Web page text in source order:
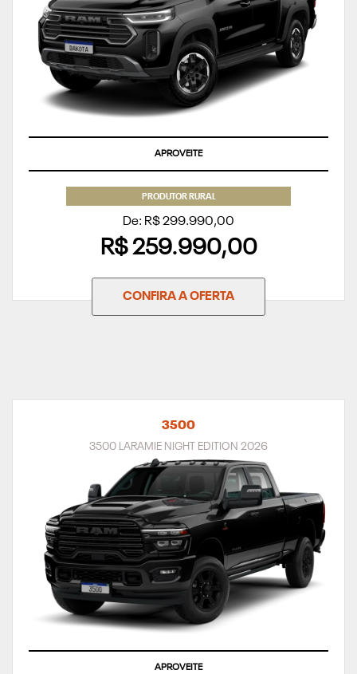
APROVEITE
PRODUTOR RURAL
De: R$ 299.990,00
R$ 259.990,00
CONFIRA A OFERTA
3500
3500 LARAMIE NIGHT EDITION 2026
APROVEITE